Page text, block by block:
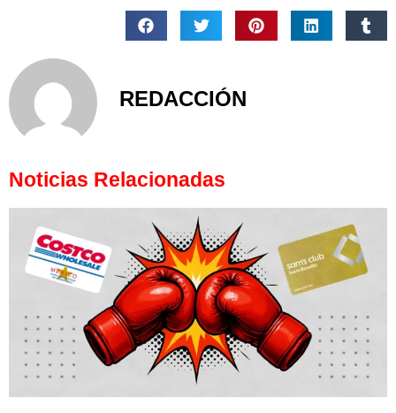
REDACCIÓN
Noticias Relacionadas